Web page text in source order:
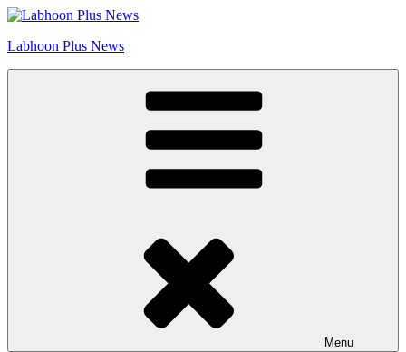
Skip
content
Labhoon Plus News
Menu